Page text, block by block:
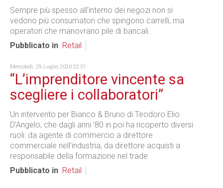
Sempre più spesso all’interno dei negozi non si
vedono più consumatori che spingono carrelli, ma
operatori che manovrano pile di bancali.
Pubblicato in Retail
Mercoledì, 29 Luglio 2020 22:51
“L’imprenditore vincente sa
scegliere i collaboratori”
Un intervento per Bianco & Bruno di Teodoro Elio
D’Angelo, che dagli anni ’80 in poi ha ricoperto diversi
ruoli: da agente di commercio a direttore
commerciale nell’industria, da direttore acquisti a
responsabile della formazione nel trade.
Pubblicato in Retail